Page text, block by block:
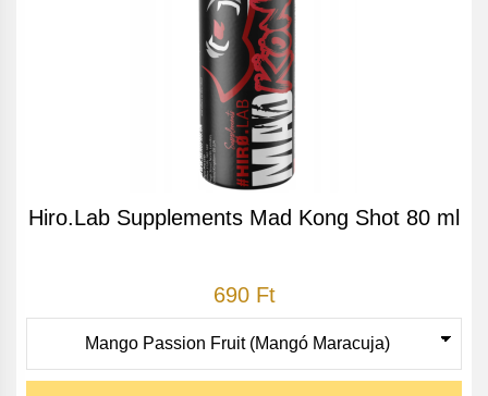
Hiro.Lab Supplements Mad Kong Shot 80 ml
690 Ft